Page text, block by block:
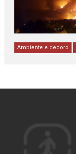
Ambiente e decoro